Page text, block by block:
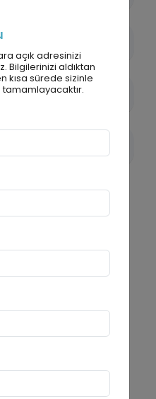
Estetik
keşfet !
açık adresinizi
Bilgilerinizi aldıktan
kısa sürede sizinle